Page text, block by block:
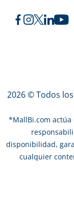
2026 © Todos
*MallBi.com
disponibilidad,
cualquier